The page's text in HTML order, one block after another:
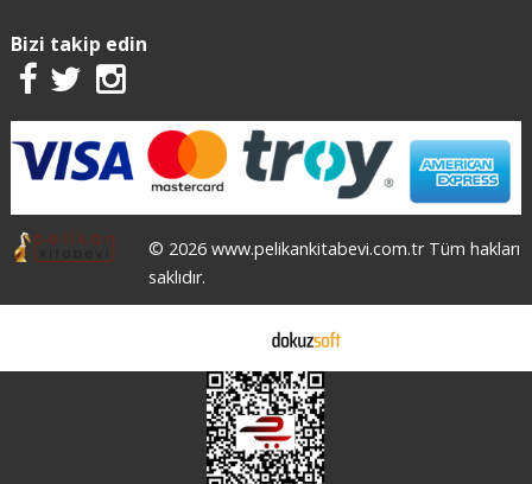
Bizi takip edin
© 2026 www.pelikankitabevi.com.tr Tüm hakları
saklıdır.